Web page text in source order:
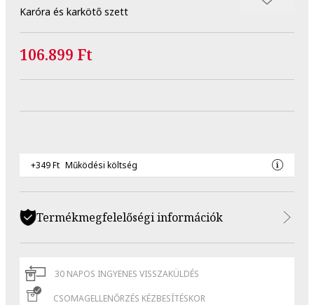
Karóra és karkötő szett
106.899 Ft
+349 Ft Működési költség
Termékmegfelelőségi információk
30 NAPOS INGYENES VISSZAKÜLDÉS
CSOMAGELLENŐRZÉS KÉZBESÍTÉSKOR